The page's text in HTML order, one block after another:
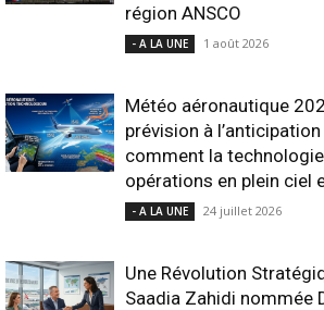
région ANSCO
- A LA UNE 1 août 2026
Météo aéronautique
prévision à
comment la
opérations en plein ciel
- A LA UNE 24 juillet 2026
Une Révolution
Saadia Zahidi nommée